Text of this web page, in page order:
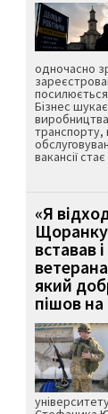
одночасно
Бізнес
вакансії
«Я
Щоранку
вставав
який
пішов на